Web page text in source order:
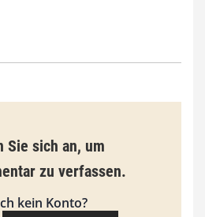
Sie sich an, um
zu verfassen.
kein Konto?